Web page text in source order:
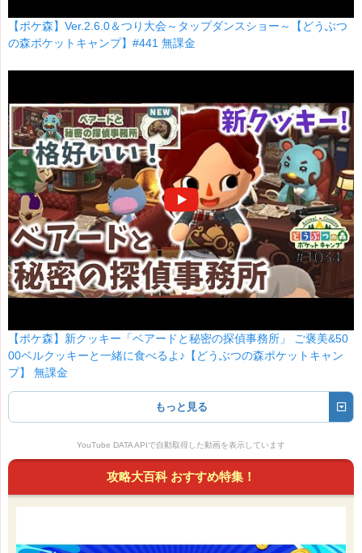
【ポケ森】Ver.2.6.0＆つり大会～タップダンスショー～【どうぶつ
の森ポケットキャンプ】#441 無課金
【ポケ森】新クッキー「ベアードと秘密の探偵事務所」 ご褒美&50
00ベルクッキーと一緒に食べるよ♪【どうぶつの森ポケットキャン
プ】 無課金
もっと見る
YouTube DATA APIで自動取得した動画を表示しています
攻略大百科 おすすめ特集！